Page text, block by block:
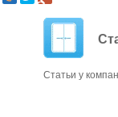
Статьи у